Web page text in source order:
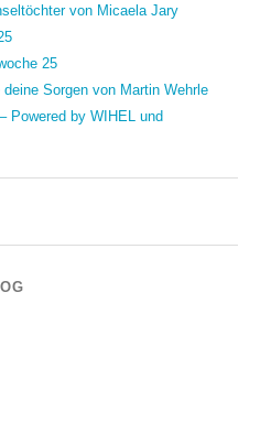
von Micaela Jary
25
Sorgen von Martin Wehrle
Powered by WIHEL und